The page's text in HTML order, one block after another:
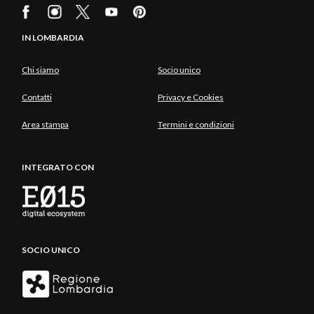
IN LOMBARDIA
Chi siamo Socio unico
Contatti Privacy e Cookies
Area stampa Termini e condizioni
INTEGRATO CON
SOCIO UNICO